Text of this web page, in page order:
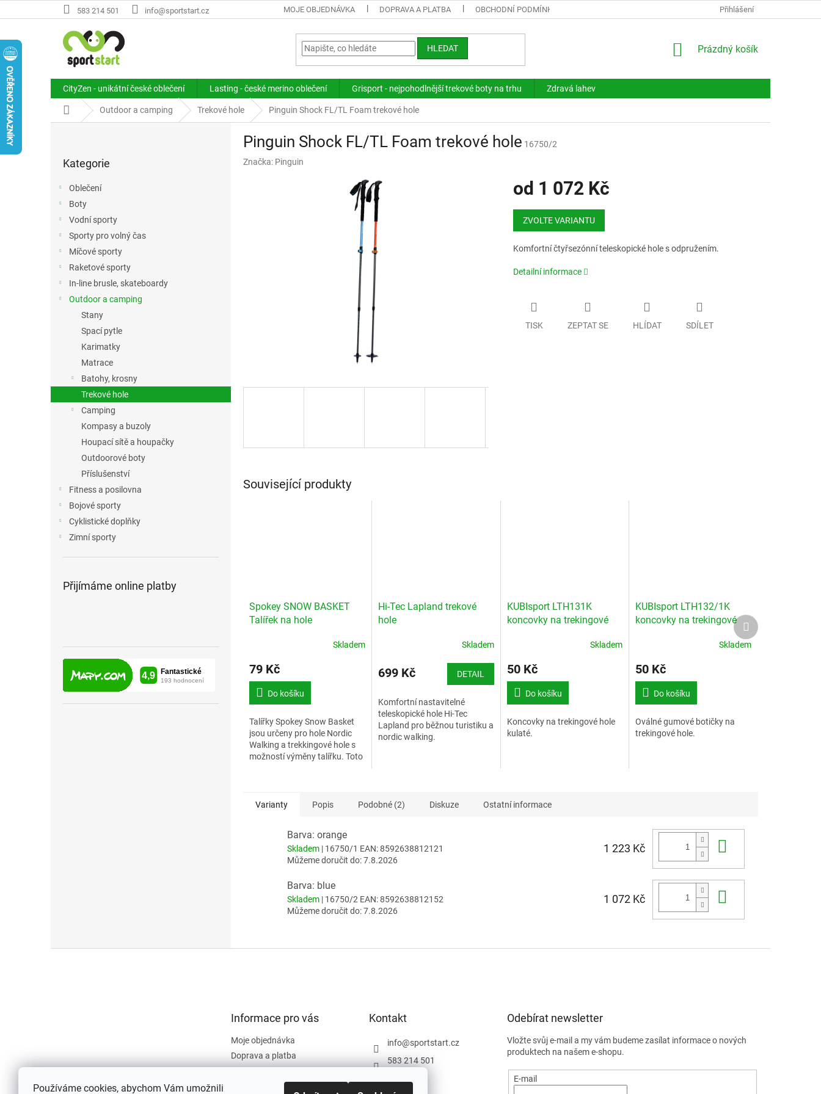
Používáme cookies, abychom Vám umožnili
na
583 214 501 info@sportstart.cz MOJE OBJEDNÁVKA DOPRAVA A PLATBA OBCHODNÍ PODMÍNKY KONTAKTY
Přihlášení
HLEDAT
NÁKUPNÍ
Prázdný košík
CityZen - unikátní české oblečení Lasting - české merino oblečení Grisport - nejpohodlnější trekové boty na trhu Zdravá lahev
Domů Outdoor a camping Trekové hole Pinguin Shock FL/TL Foam trekové hole
kategorie
Kategorie
Oblečení
Boty
Vodní sporty
Sporty pro volný čas
Míčové sporty
Raketové sporty
In-line brusle, skateboardy
Outdoor a camping
Stany
Spací pytle
Karimatky
Matrace
Batohy, krosny
Trekové hole
Camping
Kompasy a buzoly
Houpací sítě a houpačky
Outdoorové boty
Příslušenství
Fitness a posilovna
Bojové sporty
Cyklistické doplňky
Zimní sporty
Přijímáme online platby
Pinguin Shock FL/TL Foam trekové hole 16750/2
Značka: Pinguin
od 1 072 Kč
Měrná
cena:
ZVOLTE VARIANTU
Komfortní čtyřsezónní teleskopické hole s odpružením.
Detailní informace
TISK ZEPTAT SE HLÍDAT SDÍLET
Související produkty
Spokey SNOW BASKET
Talířek na hole
Skladem
79 Kč
Do košíku
Talířky Spokey Snow Basket
jsou určeny pro hole Nordic
Walking a trekkingové hole s
možností výměny talířku. Toto
Hi-Tec Lapland trekové
hole
Skladem
699 Kč DETAIL
Komfortní nastavitelné
teleskopické hole Hi-Tec
Lapland pro běžnou turistiku a
nordic walking.
KUBIsport LTH131K
koncovky na trekingové
Skladem
50 Kč
Do košíku
Koncovky na trekingové hole
kulaté.
KUBIsport LTH132/1K
koncovky na trekingové
hole oválné botičky 1 pár
Skladem
50 Kč
Do košíku
Oválné gumové botičky na
trekingové hole.
Další
produkt
Varianty Popis Podobné (2) Diskuze Ostatní informace
Barva: orange
Skladem | 16750/1 EAN:8592638812121
Můžeme doručit do:7.8.2026
1 223 Kč
Barva: blue
Skladem | 16750/2 EAN:8592638812152
Můžeme doručit do:7.8.2026
1 072 Kč
Informace pro vás
Moje objednávka
Doprava a platba
Kontakt
info@sportstart.cz
583 214 501
Odebírat newsletter
Vložte svůj e-mail a my vám budeme zasílat informace o nových
produktech na našem e-shopu.
E-mail